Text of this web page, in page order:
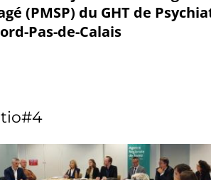
(PMSP) du GHT de
Pas-de-Calais